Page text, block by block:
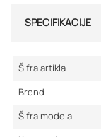
SPECIFIKACIJE
Šifra artikla
Brend
Šifra modela